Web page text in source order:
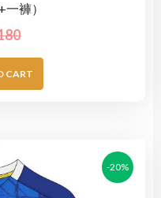
褲）
CART
-20%